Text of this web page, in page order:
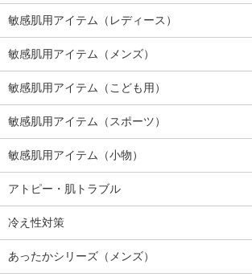
敏感肌用アイテム（レディース）
敏感肌用アイテム（メンズ）
敏感肌用アイテム（こども用）
敏感肌用アイテム（スポーツ）
敏感肌用アイテム（小物）
アトピー・肌トラブル
冷え性対策
あったかシリーズ（メンズ）